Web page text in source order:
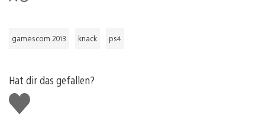
gamescom 2013 knack ps4
Hat dir das gefallen?
Gefällt
mir